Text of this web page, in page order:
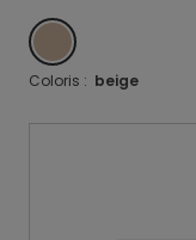
BEIGE
Coloris : beige